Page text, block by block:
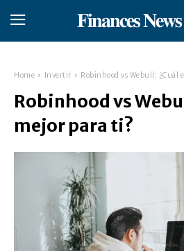
𝐅𝐢𝐧𝐚𝐧𝐜𝐞𝐬
Home Invertir Robinhood vs Webull: ¿Cuál
Robinhood vs
mejor para ti?